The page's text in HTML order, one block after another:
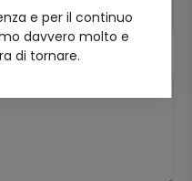
e per il continuo
davvero molto e
di tornare.